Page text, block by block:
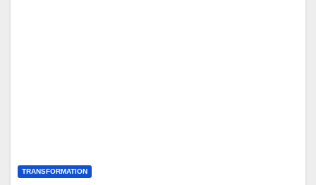
TRANSFORMATION